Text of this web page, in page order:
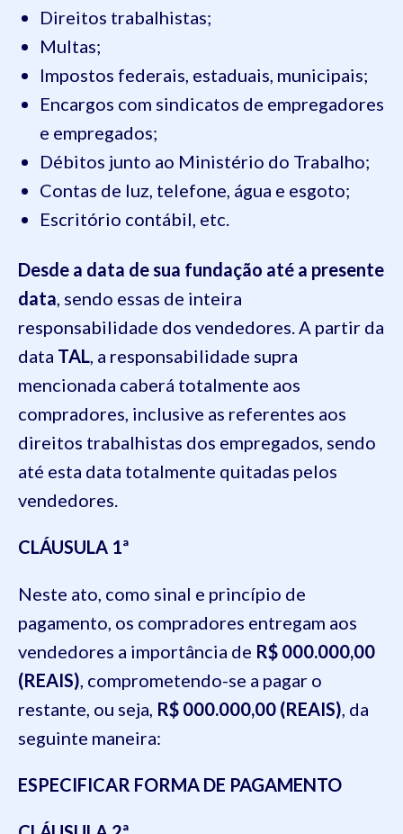
Direitos trabalhistas;
Multas;
Impostos federais, estaduais, municipais;
Encargos com sindicatos de empregadores
e empregados;
Débitos junto ao Ministério do Trabalho;
Contas de luz, telefone, água e esgoto;
Escritório contábil, etc.
Desde a data de sua fundação até a presente
data, sendo essas de inteira
responsabilidade dos vendedores. A partir da
data TAL, a responsabilidade supra
mencionada caberá totalmente aos
compradores, inclusive as referentes aos
direitos trabalhistas dos empregados, sendo
até esta data totalmente quitadas pelos
vendedores.
CLÁUSULA 1ª
Neste ato, como sinal e princípio de
pagamento, os compradores entregam aos
vendedores a importância de R$ 000.000,00
(REAIS), comprometendo-se a pagar o
restante, ou seja, R$ 000.000,00 (REAIS), da
seguinte maneira:
ESPECIFICAR FORMA DE PAGAMENTO